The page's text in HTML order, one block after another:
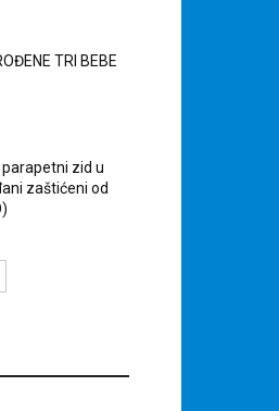
TRI BEBE
zid u
zaštićeni od